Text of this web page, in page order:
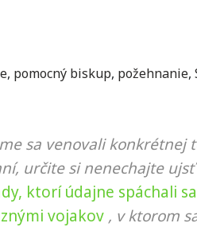
, pomocný biskup, požehnanie,
sa venovali konkrétnej
určite si nenechajte
ktorí údajne spáchali
vojakov , v ktorom